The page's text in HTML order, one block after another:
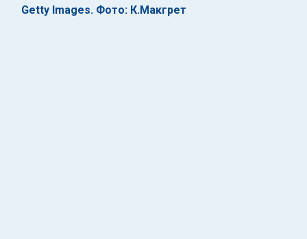
Getty Images. Фото: К.Макгрет